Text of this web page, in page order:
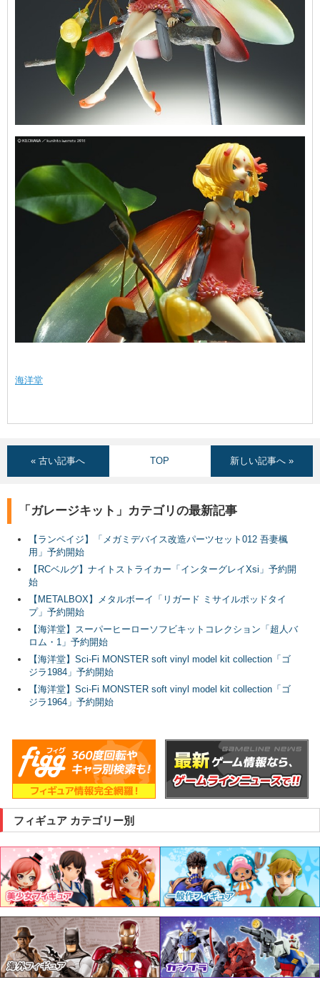
海洋堂
« 古い記事へ TOP 新しい記事へ »
「ガレージキット」カテゴリの最新記事
【ランペイジ】「メガミデバイス改造パーツセット012 吾妻楓
用」予約開始
【RCベルグ】ナイトストライカー「インターグレイXsi」予約開
始
【METALBOX】メタルボーイ「リガード ミサイルポッドタイ
プ」予約開始
【海洋堂】スーパーヒーローソフビキットコレクション「超人バ
ロム・1」予約開始
【海洋堂】Sci-Fi MONSTER soft vinyl model kit collection「ゴ
ジラ1984」予約開始
【海洋堂】Sci-Fi MONSTER soft vinyl model kit collection「ゴ
ジラ1964」予約開始
フィギュア カテゴリー別